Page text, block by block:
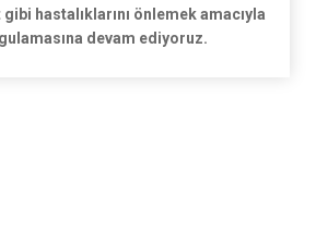
hastalıklarını önlemek amacıyla
devam ediyoruz.